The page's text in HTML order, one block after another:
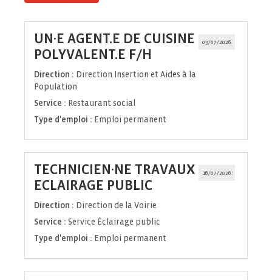
03/07/2026
UN·E AGENT.E DE CUISINE
POLYVALENT.E F/H
fenêtre)
Direction : Direction Insertion et Aides à la
Population
Service : Restaurant social
Type d'emploi : Emploi permanent
16/07/2026
TECHNICIEN·NE TRAVAUX
ECLAIRAGE PUBLIC(Nouvelle
fenêtre)
Direction : Direction de la Voirie
Service : Service Éclairage public
Type d'emploi : Emploi permanent